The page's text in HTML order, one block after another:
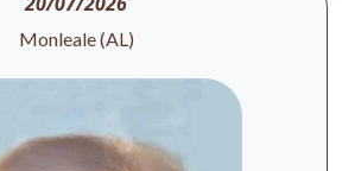
Monleale (AL)